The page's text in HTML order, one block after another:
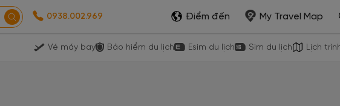
0938.002.969 Điểm đến My Travel Map
Vé máy bay Bảo hiểm du lịch Esim du lịch Sim du lịch Lịch